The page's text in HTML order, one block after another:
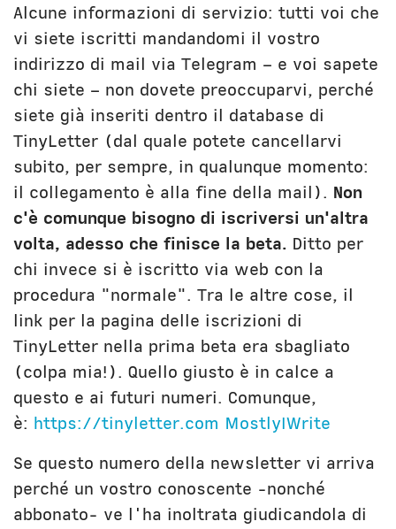
Alcune informazioni di servizio: tutti voi che
vi siete iscritti mandandomi il vostro
indirizzo di mail via Telegram – e voi sapete
chi siete – non dovete preoccuparvi, perché
siete già inseriti dentro il database di
TinyLetter (dal quale potete cancellarvi
subito, per sempre, in qualunque momento:
il collegamento è alla fine della mail). Non
c'è comunque bisogno di iscriversi un'altra
volta, adesso che finisce la beta. Ditto per
chi invece si è iscritto via web con la
procedura "normale". Tra le altre cose, il
link per la pagina delle iscrizioni di
TinyLetter nella prima beta era sbagliato
(colpa mia!). Quello giusto è in calce a
questo e ai futuri numeri. Comunque,
è: https://tinyletter.com MostlyIWrite
Se questo numero della newsletter vi arriva
perché un vostro conoscente -nonché
abbonato- ve l'ha inoltrata giudicandola di